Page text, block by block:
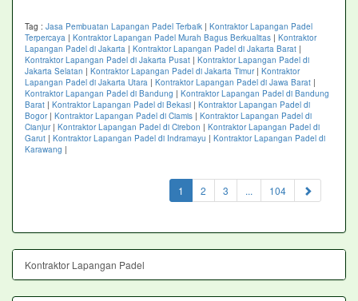
Tag : Jasa Pembuatan Lapangan Padel Terbaik | Kontraktor Lapangan Padel
Terpercaya | Kontraktor Lapangan Padel Murah Bagus Berkualitas | Kontraktor
Lapangan Padel di Jakarta | Kontraktor Lapangan Padel di Jakarta Barat |
Kontraktor Lapangan Padel di Jakarta Pusat | Kontraktor Lapangan Padel di
Jakarta Selatan | Kontraktor Lapangan Padel di Jakarta Timur| Kontraktor
Lapangan Padel di Jakarta Utara | Kontraktor Lapangan Padel di Jawa Barat |
Kontraktor Lapangan Padel di Bandung | Kontraktor Lapangan Padel di Bandung
Barat | Kontraktor Lapangan Padel di Bekasi | Kontraktor Lapangan Padel di
Bogor| Kontraktor Lapangan Padel di Ciamis | Kontraktor Lapangan Padel di
Cianjur| Kontraktor Lapangan Padel di Cirebon | Kontraktor Lapangan Padel di
Garut | Kontraktor Lapangan Padel di Indramayu | Kontraktor Lapangan Padel di
Karawang |
1 (current)
2 3 ... 104
Kontraktor Lapangan Padel